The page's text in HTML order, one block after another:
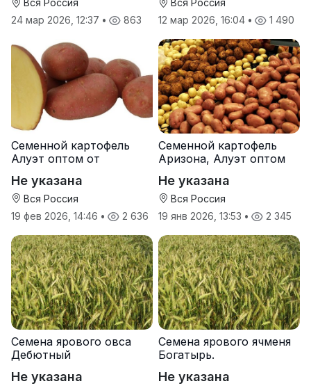
24 мар 2026, 12:37 • 863
12 мар 2026, 16:04 • 1 490
Семенной картофель
Алуэт оптом от
Не указана
Вся Россия
19 фев 2026, 14:46 • 2 636
Семенной картофель
Аризона, Алуэт оптом
Не указана
Вся Россия
19 янв 2026, 13:53 • 2 345
Семена ярового овса
Дебютный
Не указана
Семена ярового ячменя
Богатырь.
Не указана